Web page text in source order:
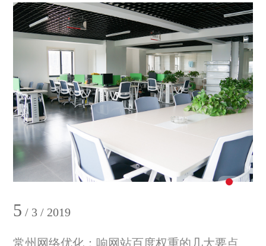
5 / 3 / 2019
常州网络优化：响网站百度权重的几大要点